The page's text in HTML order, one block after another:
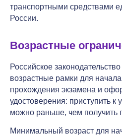
транспортными средствами
России.
Возрастные
Российское
возрастные рамки для
прохождения экзамена и
удостоверения: приступить к
можно раньше, чем получить
Минимальный возраст для